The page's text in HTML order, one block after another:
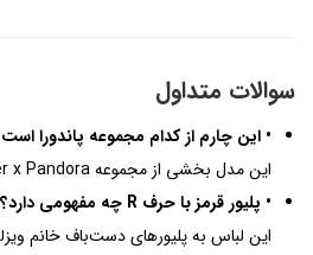
سوالات متداول
• این چارم از کدام مجموعه پاندورا
این مدل بخشی از مجموعه Harry Potter x Pandora است.
• پلیور قرمز با حرف R چه مفهومی دارد؟
این لباس به پلیورهای دست‌باف خانم